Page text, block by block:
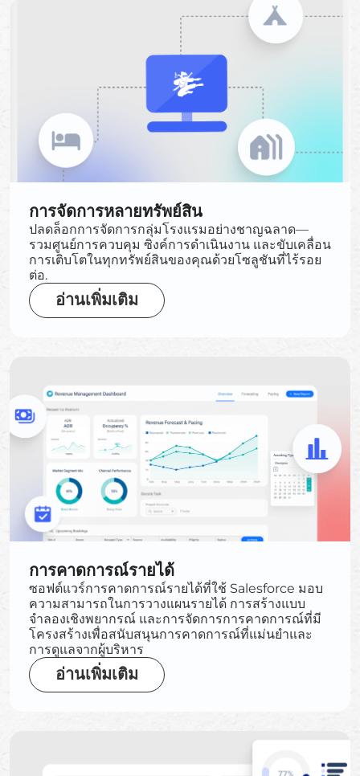
การจัดการหลายทรัพย์สิน
ปลดล็อกการจัดการกลุ่มโรงแรมอย่างชาญฉลาด—
รวมศูนย์การควบคุม ซิงค์การดำเนินงาน และขับเคลื่อน
การเติบโตในทุกทรัพย์สินของคุณด้วยโซลูชันที่ไร้รอย
ต่อ.
อ่านเพิ่มเติม
การคาดการณ์รายได้
ซอฟต์แวร์การคาดการณ์รายได้ที่ใช้ Salesforce มอบ
ความสามารถในการวางแผนรายได้ การสร้างแบบ
จำลองเชิงพยากรณ์ และการจัดการการคาดการณ์ที่มี
โครงสร้างเพื่อสนับสนุนการคาดการณ์ที่แม่นยำและ
การดูแลจากผู้บริหาร
อ่านเพิ่มเติม